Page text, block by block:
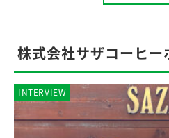
株式会社サザコーヒ
INTERVIEW